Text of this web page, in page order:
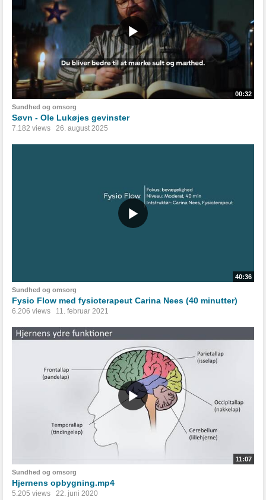
00:32
Sundhed og omsorg
Søvn - Ole Lukøjes gevinster
7.182 views 26. august 2025
40:36
Sundhed og omsorg
Fysio Flow med fysioterapeut Carina Nees (40 minutter)
6.206 views 11. februar 2021
11:07
Sundhed og omsorg
Hjernens opbygning.mp4
5.205 views 22. juni 2020